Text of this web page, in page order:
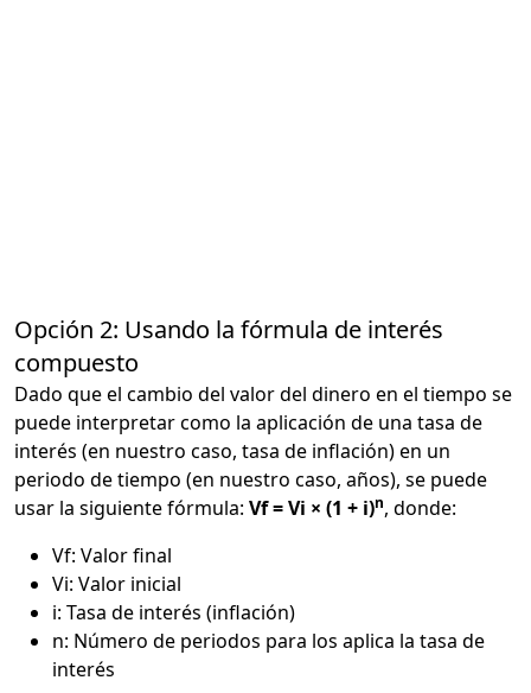
Opción 2: Usando la fórmula de interés
compuesto
Dado que el cambio del valor del dinero en el tiempo se
puede interpretar como la aplicación de una tasa de
interés (en nuestro caso, tasa de inflación) en un
periodo de tiempo (en nuestro caso, años), se puede
usar la siguiente fórmula: Vf = Vi × (1 + i)n, donde:
Vf: Valor final
Vi: Valor inicial
i: Tasa de interés (inflación)
n: Número de periodos para los aplica la tasa de
interés